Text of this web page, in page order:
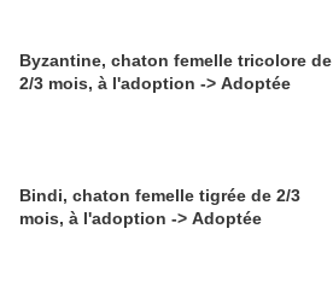
Byzantine, chaton femelle tricolore de
2/3 mois, à l'adoption -> Adoptée
Bindi, chaton femelle tigrée de 2/3
mois, à l'adoption -> Adoptée